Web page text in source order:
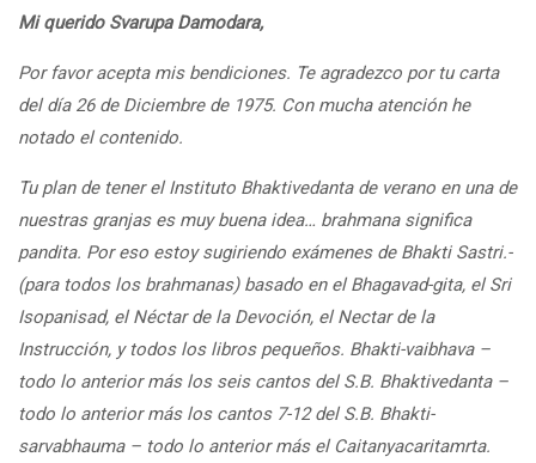
Mi querido Svarupa Damodara,
Por favor acepta mis bendiciones. Te agradezco por tu carta
del día 26 de Diciembre de 1975. Con mucha atención he
notado el contenido.
Tu plan de tener el Instituto Bhaktivedanta de verano en una de
nuestras granjas es muy buena idea… brahmana significa
pandita. Por eso estoy sugiriendo exámenes de Bhakti Sastri.-
(para todos los brahmanas) basado en el Bhagavad-gita, el Sri
Isopanisad, el Néctar de la Devoción, el Nectar de la
Instrucción, y todos los libros pequeños. Bhakti-vaibhava –
todo lo anterior más los seis cantos del S.B. Bhaktivedanta –
todo lo anterior más los cantos 7-12 del S.B. Bhakti-
sarvabhauma – todo lo anterior más el Caitanyacaritamrta.